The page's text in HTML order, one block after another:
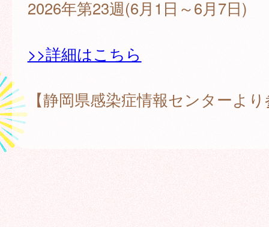
2026年第23週(6月1日～6月7日)
>>詳細はこちら
【静岡県感染症情報センターよ